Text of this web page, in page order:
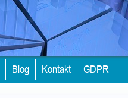
Blog Kontakt
GDPR